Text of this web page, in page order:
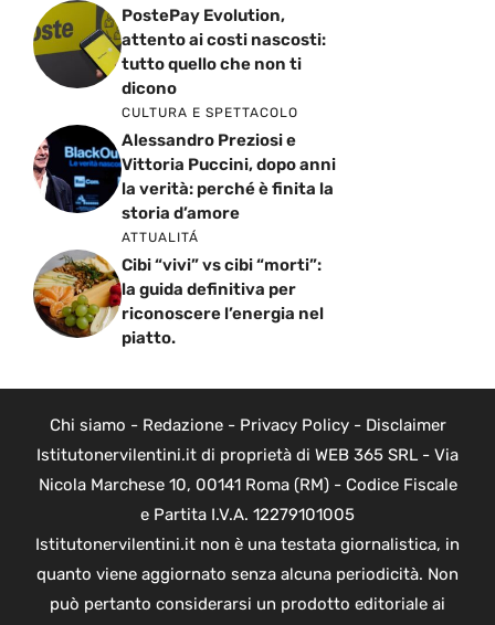
PostePay Evolution,
attento ai costi nascosti:
tutto quello che non ti
dicono
CULTURA E SPETTACOLO
Alessandro Preziosi e
Vittoria Puccini, dopo anni
la verità: perché è finita la
storia d’amore
ATTUALITÁ
Cibi “vivi” vs cibi “morti”:
la guida definitiva per
riconoscere l’energia nel
piatto.
Chi siamo - Redazione- Privacy Policy- Disclaimer
Istitutonervilentini.it di proprietà di WEB 365 SRL - Via
Nicola Marchese 10, 00141 Roma (RM) - Codice Fiscale
e Partita I.V.A. 12279101005
Istitutonervilentini.it non è una testata giornalistica, in
quanto viene aggiornato senza alcuna periodicità. Non
può pertanto considerarsi un prodotto editoriale ai